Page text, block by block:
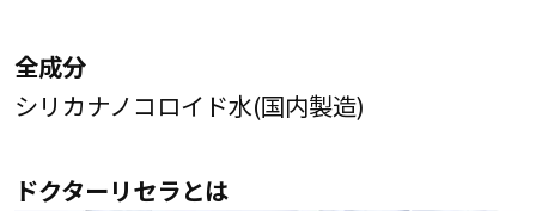
全成分
シリカナノコロイド水(国内製造)
ドクターリセラとは